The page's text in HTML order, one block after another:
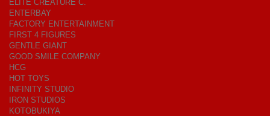
ELITE CREATURE C.
ENTERBAY
FACTORY ENTERTAINMENT
FIRST 4 FIGURES
GENTLE GIANT
GOOD SMILE COMPANY
HCG
HOT TOYS
INFINITY STUDIO
IRON STUDIOS
KOTOBUKIYA